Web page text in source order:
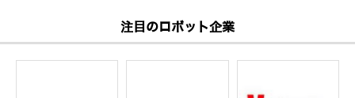
注目のロボット企業